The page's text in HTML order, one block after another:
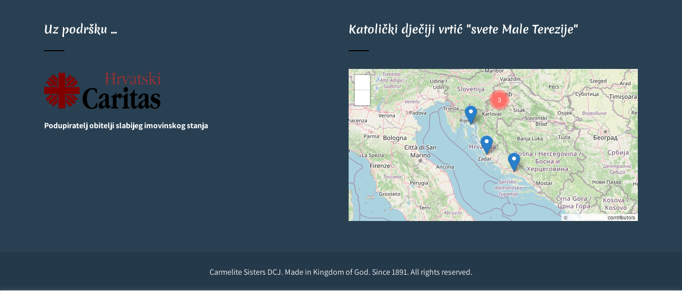
Uz podršku ...
Podupiratelj obitelji slabijeg imovinskog stanja
Katolički dječiji vrtić "svete Male Terezije"
3
© OpenStreetMap contributors
Carmelite Sisters DCJ. Made in Kingdom of God. Since 1891. All rights reserved.